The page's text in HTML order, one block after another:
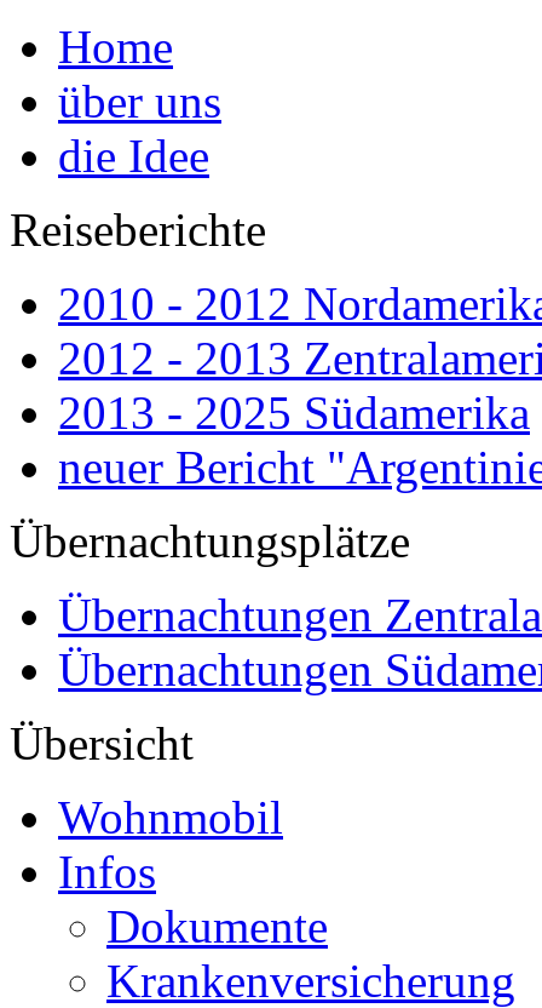
Home
über uns
die Idee
Reiseberichte
2010 - 2012
2012 - 2013
2013 - 2025 Südamerika
neuer Bericht
Übernachtungsplätze
Übernachtungen
Übernachtungen
Übersicht
Wohnmobil
Infos
Dokumente
Krankenversicherung